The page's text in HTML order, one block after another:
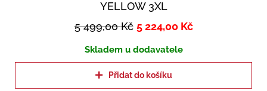
YELLOW 3XL
5 499,00Kč 5 224,00 Kč
Skladem u dodavatele
Přidat do košíku